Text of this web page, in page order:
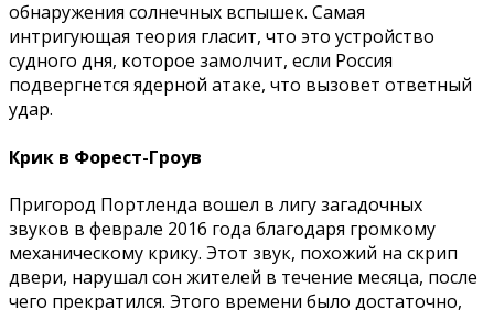
обнаружения солнечных вспышек. Самая
интригующая теория гласит, что это устройство
судного дня, которое замолчит, если Россия
подвергнется ядерной атаке, что вызовет ответный
удар.
Крик в Форест-Гроув
Пригород Портленда вошел в лигу загадочных
звуков в феврале 2016 года благодаря громкому
механическому крику. Этот звук, похожий на скрип
двери, нарушал сон жителей в течение месяца, после
чего прекратился. Этого времени было достаточно,